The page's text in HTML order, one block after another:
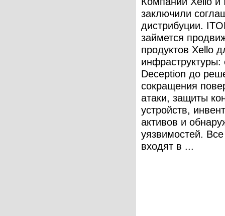
заключили
дистрибуции.
займется
продуктов Xello
инфраструктуры:
Deception до
сокращения
атаки, защиты
устройств,
активов и
уязвимостей.
входят в ...